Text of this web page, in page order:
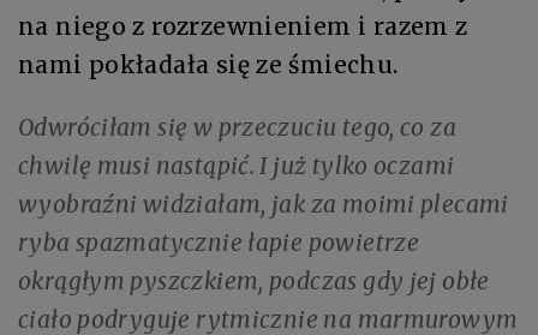
na niego z rozrzewnieniem i razem z
nami pokładała się ze śmiechu.
Odwróciłam się w przeczuciu tego, co za
chwilę musi nastąpić. I już tylko oczami
wyobraźni widziałam, jak za moimi plecami
ryba spazmatycznie łapie powietrze
okrągłym pyszczkiem, podczas gdy jej obłe
ciało podryguje rytmicznie na marmurowym